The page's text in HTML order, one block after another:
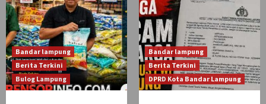
Bandar lampung
Berita Terkini
Bulog Lampung
Bandar lampung
Berita Terkini
DPRD Kota Bandar Lampung